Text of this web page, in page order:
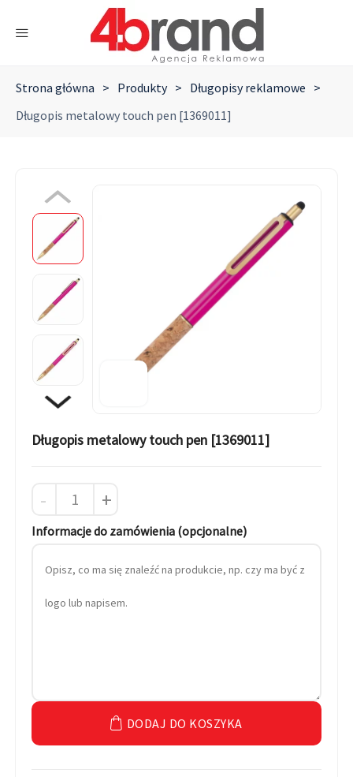
Strona główna > Produkty > Długopisy reklamowe >
Długopis metalowy touch pen [1369011]
Długopis metalowy touch pen [1369011]
- +
Informacje do zamówienia (opcjonalne)
DODAJ DO KOSZYKA